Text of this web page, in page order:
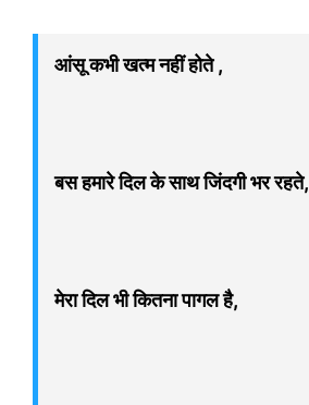
आंसू कभी खत्म नहीं होते ,
बस हमारे दिल के साथ जिंदगी भर रहते,
मेरा दिल भी कितना पागल है,